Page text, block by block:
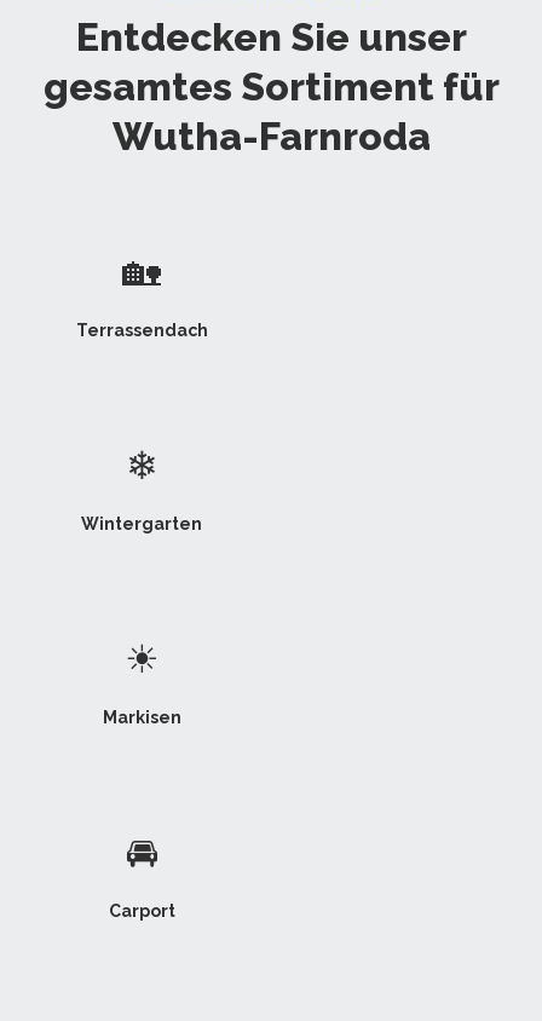
Entdecken Sie unser
gesamtes Sortiment für
Wutha-Farnroda
🏡
Terrassendach
❄
Wintergarten
☀
Markisen
🚘
Carport